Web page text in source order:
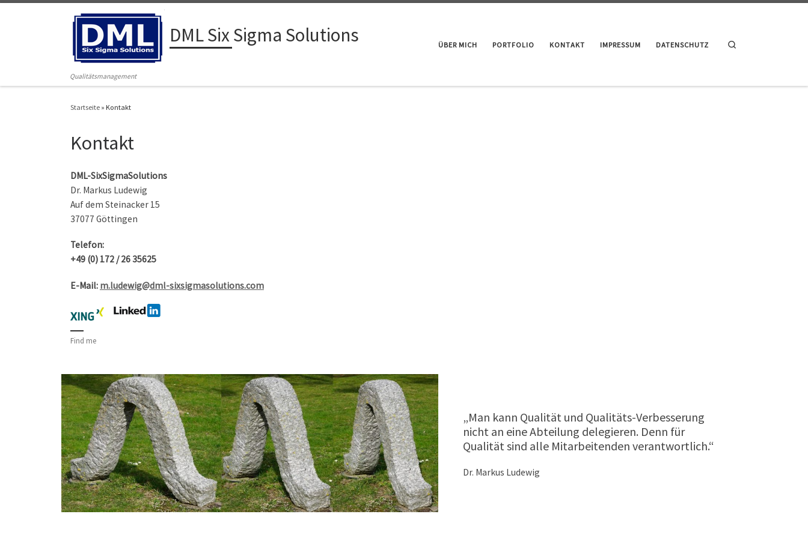
Zum Inhalt springen
DML Six Sigma Solutions
Qualitätsmanagement
ÜBER MICH PORTFOLIO KONTAKT IMPRESSUM DATENSCHUTZ
Startseite » Kontakt
Kontakt
DML-SixSigmaSolutions
Dr. Markus Ludewig
Auf dem Steinacker 15
37077 Göttingen
Telefon:
+49 (0) 172 / 26 35625
E-Mail: m.ludewig@dml-sixsigmasolutions.com
Find me
„Man kann Qualität und Qualitäts-Verbesserung
nicht an eine Abteilung delegieren. Denn für
Qualität sind alle Mitarbeitenden verantwortlich.“
Dr. Markus Ludewig